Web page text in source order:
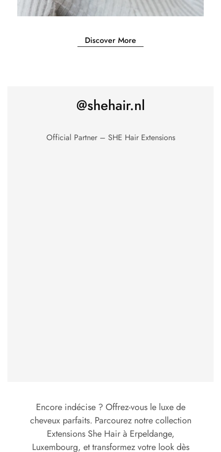
Discover More
@shehair.nl
Official Partner – SHE Hair Extensions
Encore indécise ? Offrez-vous le luxe de
cheveux parfaits. Parcourez notre collection
Extensions She Hair à Erpeldange,
Luxembourg, et transformez votre look dès